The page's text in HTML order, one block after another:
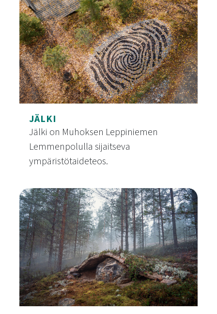
JÄLKI
Jälki on Muhoksen Leppiniemen
Lemmenpolulla sijaitseva
ympäristötaideteos.
Jälki